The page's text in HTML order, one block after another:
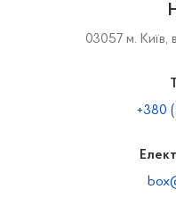
03057 м. Київ,
+380